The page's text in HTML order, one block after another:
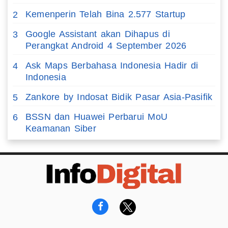
2
Kemenperin Telah Bina 2.577 Startup
3
Google Assistant akan Dihapus di
Perangkat Android 4 September 2026
4
Ask Maps Berbahasa Indonesia Hadir di
Indonesia
5
Zankore by Indosat Bidik Pasar Asia-Pasifik
6
BSSN dan Huawei Perbarui MoU
Keamanan Siber